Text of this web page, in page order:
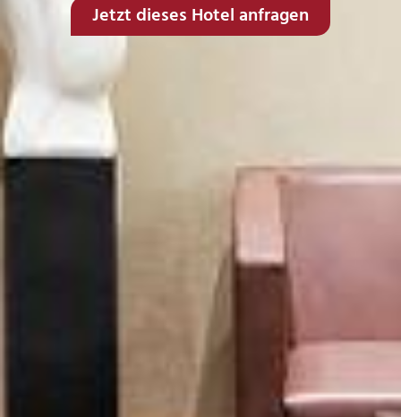
Jetzt dieses Hotel anfragen